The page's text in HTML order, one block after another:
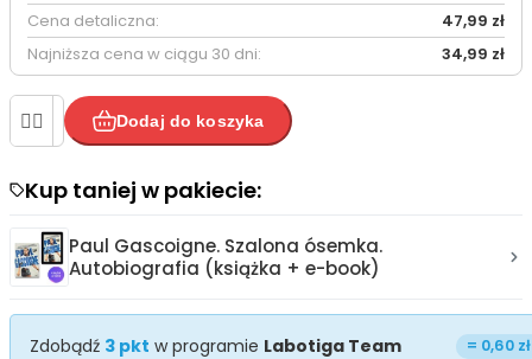
Cena detaliczna:
47,99 zł
Najniższa cena w ciągu 30 dni:
34,99 zł
  Dodaj do koszyka
Kup taniej w pakiecie:
Paul Gascoigne. Szalona ósemka.
Autobiografia (książka + e-book)
Zdobądź 3 pkt w programie Labotiga Team = 0,60 zł